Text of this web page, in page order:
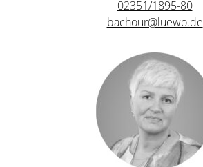
02351/1895-80
bachour@luewo.de